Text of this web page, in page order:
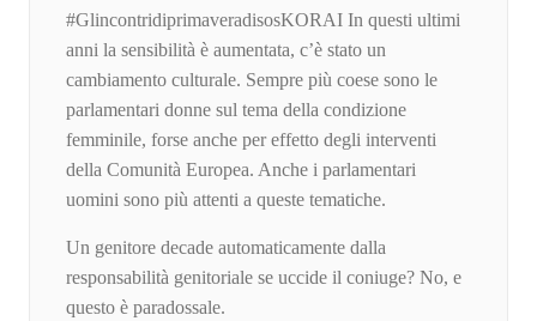
#GlincontridiprimaveradisosKORAI In questi ultimi
anni la sensibilità è aumentata, c’è stato un
cambiamento culturale. Sempre più coese sono le
parlamentari donne sul tema della condizione
femminile, forse anche per effetto degli interventi
della Comunità Europea. Anche i parlamentari
uomini sono più attenti a queste tematiche.
Un genitore decade automaticamente dalla
responsabilità genitoriale se uccide il coniuge? No, e
questo è paradossale.